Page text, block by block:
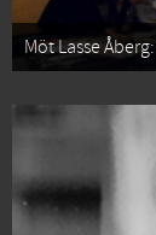
Möt Lasse